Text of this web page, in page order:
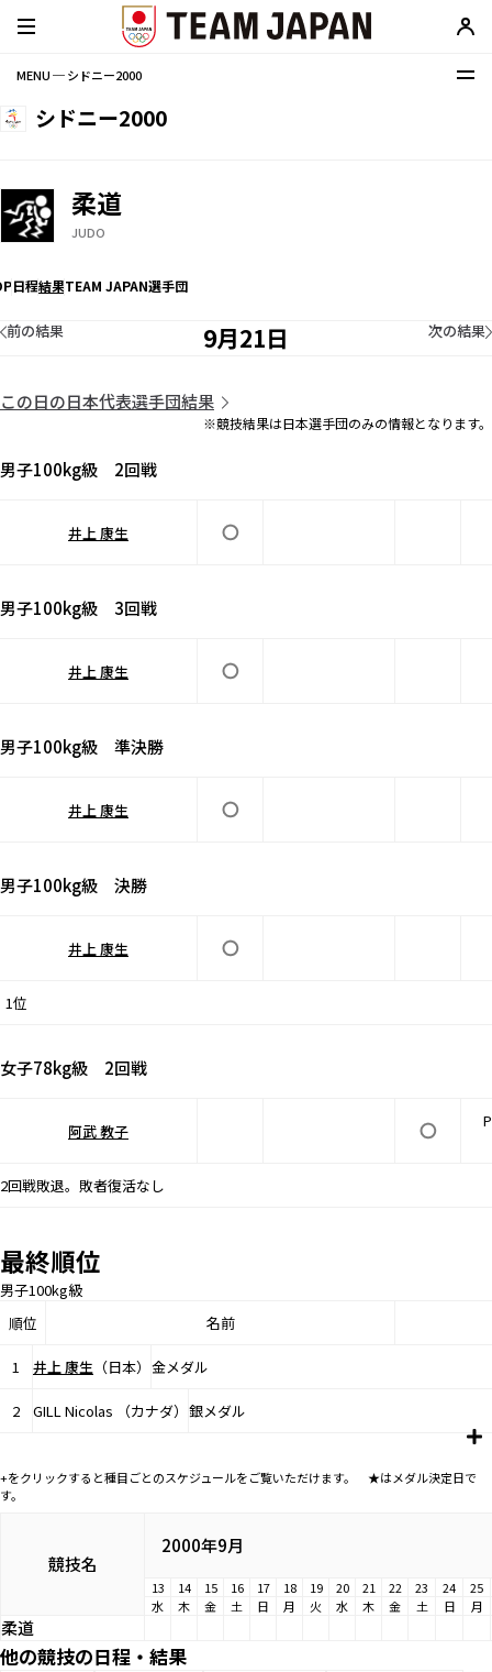
MENU ─ シドニー2000
シドニー2000
柔道
JUDO
日程結果TEAM JAPAN選手団
9月21日
前の結果 次の結果
この日の日本代表選手団結果
※競技結果は日本選手団のみの情報となります。
男子100kg級 2回戦
井上 康生
男子100kg級 3回戦
井上 康生
男子100kg級 準決勝
井上 康生
男子100kg級 決勝
井上 康生
1位
女子78kg級 2回戦
阿武 教子
2回戦敗退。敗者復活なし
最終順位
男子100kg級
順位
名前
1 井上 康生 （日本） 金メダル
2 GILL Nicolas （カナダ） 銀メダル
+をクリックすると種目ごとのスケジュールをご覧いただけます。 ★はメダル決定日で
す。
競技名
2000年9月
13 14 15 16 17 18 19 20 21 22 23 24
25
水
木 金 土 日 月 火 水 木 金 土 日 月
柔道
他の競技の日程・結果